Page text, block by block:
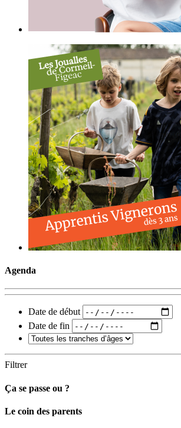
Agenda
Date de début
Date de fin
Filtrer
Ça se passe ou ?
Carto
Le coin des parents